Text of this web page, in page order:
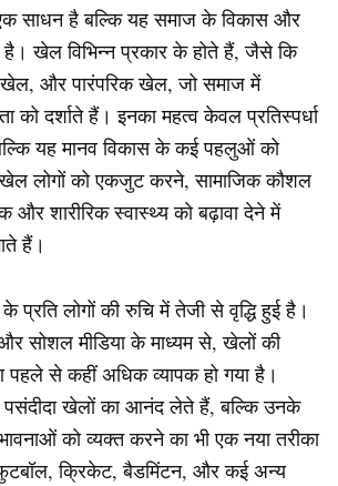
साधन है बल्कि यह समाज के विकास और
है। खेल विभिन्न प्रकार के होते हैं, जैसे कि
और पारंपरिक खेल, जो समाज में
को दर्शाते हैं। इनका महत्व केवल प्रतिस्पर्धा
यह मानव विकास के कई पहलुओं को
खेल लोगों को एकजुट करने, सामाजिक कौशल
और शारीरिक स्वास्थ्य को बढ़ावा देने में
हैं।
प्रति लोगों की रुचि में तेजी से वृद्धि हुई है।
सोशल मीडिया के माध्यम से, खेलों की
से कहीं अधिक व्यापक हो गया है।
खेलों का आनंद लेते हैं, बल्कि उनके
को व्यक्त करने का भी एक नया तरीका
क्रिकेट, बैडमिंटन, और कई अन्य